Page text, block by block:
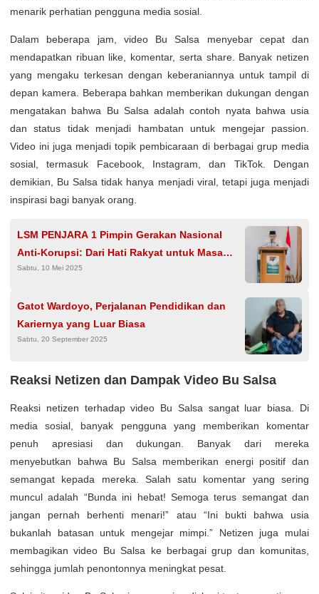
menarik perhatian pengguna media sosial.
Dalam beberapa jam, video Bu Salsa menyebar cepat dan
mendapatkan ribuan like, komentar, serta share. Banyak netizen
yang mengaku terkesan dengan keberaniannya untuk tampil di
depan kamera. Beberapa bahkan memberikan dukungan dengan
mengatakan bahwa Bu Salsa adalah contoh nyata bahwa usia
dan status tidak menjadi hambatan untuk mengejar passion.
Video ini juga menjadi topik pembicaraan di berbagai grup media
sosial, termasuk Facebook, Instagram, dan TikTok. Dengan
demikian, Bu Salsa tidak hanya menjadi viral, tetapi juga menjadi
inspirasi bagi banyak orang.
LSM PENJARA 1 Pimpin Gerakan Nasional
Anti-Korupsi: Dari Hati Rakyat untuk Masa
Depan Bangsa
Sabtu, 10 Mei 2025
Gatot Wardoyo, Perjalanan Pendidikan dan
Kariernya yang Luar Biasa
Sabtu, 20 September 2025
Reaksi Netizen dan Dampak Video Bu Salsa
Reaksi netizen terhadap video Bu Salsa sangat luar biasa. Di
media sosial, banyak pengguna yang memberikan komentar
penuh apresiasi dan dukungan. Banyak dari mereka
menyebutkan bahwa Bu Salsa memberikan energi positif dan
semangat kepada mereka. Salah satu komentar yang sering
muncul adalah “Bunda ini hebat! Semoga terus semangat dan
jangan pernah berhenti menari!” atau “Ini bukti bahwa usia
bukanlah batasan untuk mengejar mimpi.” Netizen juga mulai
membagikan video Bu Salsa ke berbagai grup dan komunitas,
sehingga jumlah penontonnya meningkat pesat.